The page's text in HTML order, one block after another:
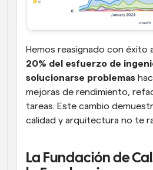
Hemos reasignado con éxito
20% del esfuerzo de
solucionarse problemas
mejoras de rendimiento,
tareas. Este cambio
calidad y arquitectura no te
La Fundación de